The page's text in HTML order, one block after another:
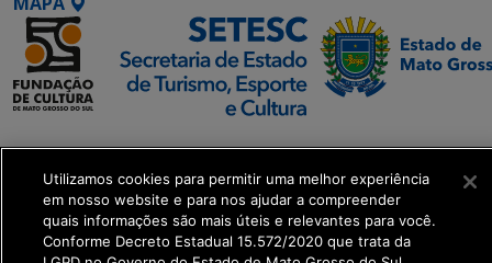
SETDIG | Secretaria-
Executiva de
Transformação Digital
get_footer();
Utilizamos cookies para permitir uma melhor experiência
em nosso website e para nos ajudar a compreender
quais informações são mais úteis e relevantes para você.
Conforme Decreto Estadual 15.572/2020 que trata da